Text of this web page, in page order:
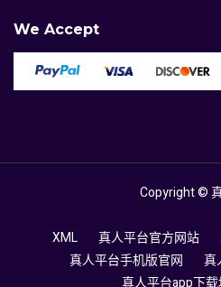
We Accept
Copyright ©
XML 真人平台官方网站
真人平台手机版官网
真
真人平台app下